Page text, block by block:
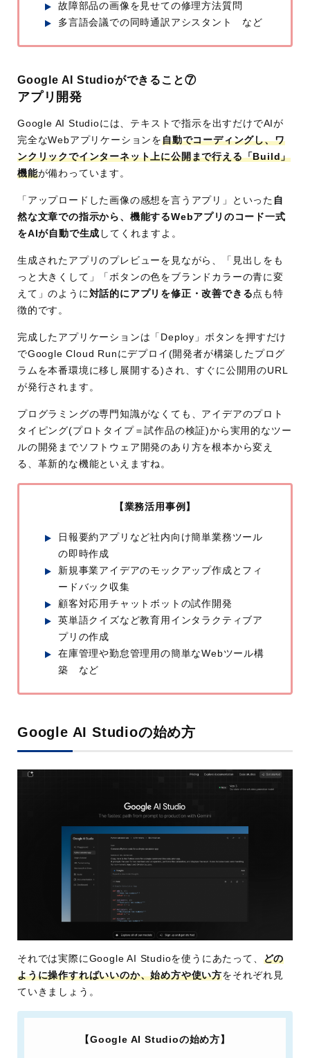
故障部品の画像を見せての修理方法質問
多言語会議での同時通訳アシスタント など
Google AI Studioができること⑦
アプリ開発
Google AI Studioには、テキストで指示を出すだけでAIが
完全なWebアプリケーションを自動でコーディングし、ワ
ンクリックでインターネット上に公開まで行える「Build」
機能が備わっています。
「アップロードした画像の感想を言うアプリ」といった 自
然な文章での指示から、機能するWebアプリのコード一式
をAIが自動で生成 してくれますよ。
生成されたアプリのプレビューを見ながら、「見出しをも
っと大きくして」「ボタンの色をブランドカラーの青に変
えて」のように対話的にアプリを修正・改善できる点も特
徴的です。
完成したアプリケーションは「Deploy」ボタンを押すだけ
でGoogle Cloud Runにデプロイ(開発者が構築したプログ
ラムを本番環境に移し展開する)され、すぐに公開用のURL
が発行されます。
プログラミングの専門知識がなくても、アイデアのプロト
タイピング(プロトタイプ＝試作品の検証)から実用的なツー
ルの開発までソフトウェア開発のあり方を根本から変え
る、革新的な機能といえますね。
【業務活用事例】
日報要約アプリなど社内向け簡単業務ツール
の即時作成
新規事業アイデアのモックアップ作成とフィ
ードバック収集
顧客対応用チャットボットの試作開発
英単語クイズなど教育用インタラクティブア
プリの作成
在庫管理や勤怠管理用の簡単なWebツール構
築 など
Google AI Studioの始め方
それでは実際にGoogle AI Studioを使うにあたって、 どの
ように操作すればいいのか、始め方や使い方をそれぞれ見
ていきましょう。
【Google AI Studioの始め方】